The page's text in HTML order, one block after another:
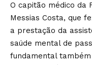
O capitão médico da
Messias Costa, que
a prestação da
saúde mental de
fundamental